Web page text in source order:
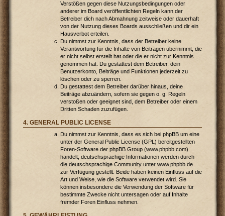
Verstößen gegen diese Nutzungsbedingungen oder
anderer im Board veröffentlichten Regeln kann der
Betreiber dich nach Abmahnung zeitweise oder dauerhaft
von der Nutzung dieses Boards ausschließen und dir ein
Hausverbot erteilen.
Du nimmst zur Kenntnis, dass der Betreiber keine
Verantwortung für die Inhalte von Beiträgen übernimmt, die
er nicht selbst erstellt hat oder die er nicht zur Kenntnis
genommen hat. Du gestattest dem Betreiber, dein
Benutzerkonto, Beiträge und Funktionen jederzeit zu
löschen oder zu sperren.
Du gestattest dem Betreiber darüber hinaus, deine
Beiträge abzuändern, sofern sie gegen o. g. Regeln
verstoßen oder geeignet sind, dem Betreiber oder einem
Dritten Schaden zuzufügen.
4. GENERAL PUBLIC LICENSE
Du nimmst zur Kenntnis, dass es sich bei phpBB um eine
unter der General Public License (GPL) bereitgestellten
Foren-Software der phpBB Group (www.phpbb.com)
handelt; deutschsprachige Informationen werden durch
die deutschsprachige Community unter www.phpbb.de
zur Verfügung gestellt. Beide haben keinen Einfluss auf die
Art und Weise, wie die Software verwendet wird. Sie
können insbesondere die Verwendung der Software für
bestimmte Zwecke nicht untersagen oder auf Inhalte
fremder Foren Einfluss nehmen.